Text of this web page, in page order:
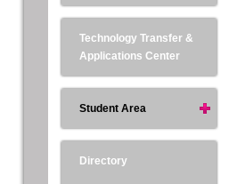
Technology Transfer &
Applications Center
Student Area
Directory